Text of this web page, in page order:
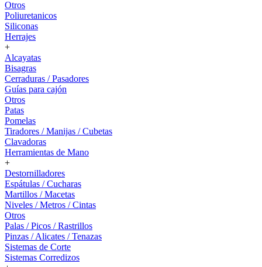
Otros
Poliuretanicos
Siliconas
Herrajes
+
Alcayatas
Bisagras
Cerraduras / Pasadores
Guías para cajón
Otros
Patas
Pomelas
Tiradores / Manijas / Cubetas
Clavadoras
Herramientas de Mano
+
Destornilladores
Espátulas / Cucharas
Martillos / Macetas
Niveles / Metros / Cintas
Otros
Palas / Picos / Rastrillos
Pinzas / Alicates / Tenazas
Sistemas de Corte
Sistemas Corredizos